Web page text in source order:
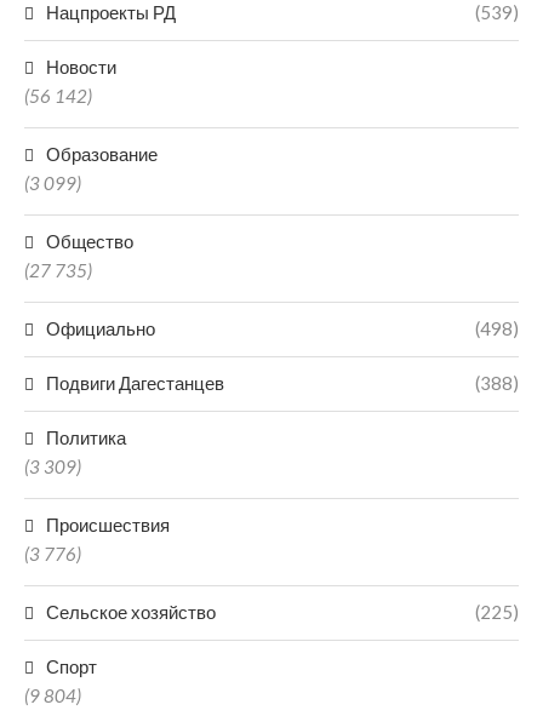
Нацпроекты РД (539)
Новости
(56 142)
Образование
(3 099)
Общество
(27 735)
Официально (498)
Подвиги Дагестанцев (388)
Политика
(3 309)
Происшествия
(3 776)
Сельское хозяйство (225)
Спорт
(9 804)